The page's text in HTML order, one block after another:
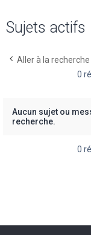
Sujets actifs
Aller à la
0
Aucun sujet ou
recherche.
0